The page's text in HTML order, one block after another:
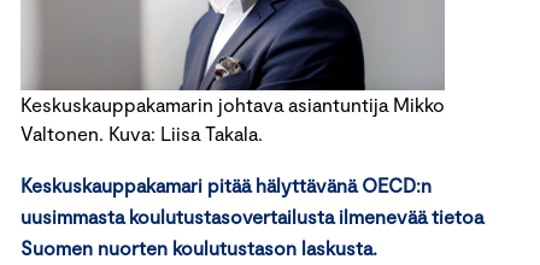
Keskuskauppakamarin johtava asiantuntija Mikko
Valtonen. Kuva: Liisa Takala.
Keskuskauppakamari pitää hälyttävänä OECD:n
uusimmasta koulutustasovertailusta ilmenevää tietoa
Suomen nuorten koulutustason laskusta.